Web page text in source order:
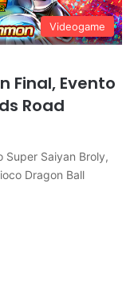
Videogame
Final, Evento
Road
Super Saiyan Broly,
Dragon Ball